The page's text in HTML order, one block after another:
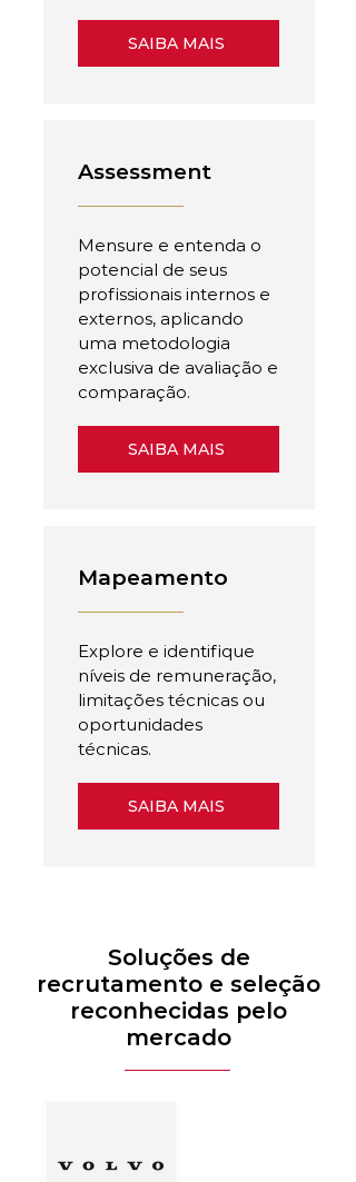
SAIBA MAIS
Assessment
Mensure e entenda o
potencial de seus
profissionais internos e
externos, aplicando
uma metodologia
exclusiva de avaliação e
comparação.
SAIBA MAIS
Mapeamento
Explore e identifique
níveis de remuneração,
limitações técnicas ou
oportunidades
técnicas.
SAIBA MAIS
Soluções de
recrutamento e seleção
reconhecidas pelo
mercado